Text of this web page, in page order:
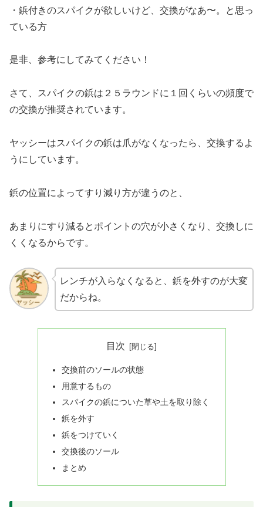
・鋲付きのスパイクが欲しいけど、交換がなあ〜。と思っ
ている方
是非、参考にしてみてください！
さて、スパイクの鋲は２５ラウンドに１回くらいの頻度で
の交換が推奨されています。
ヤッシーはスパイクの鋲は爪がなくなったら、交換するよ
うにしています。
鋲の位置によってすり減り方が違うのと、
あまりにすり減るとポイントの穴が小さくなり、交換しに
くくなるからです。
レンチが入らなくなると、鋲を外すのが大変
だからね。
目次
交換前のソールの状態
用意するもの
スパイクの鋲についた草や土を取り除く
鋲を外す
鋲をつけていく
交換後のソール
まとめ